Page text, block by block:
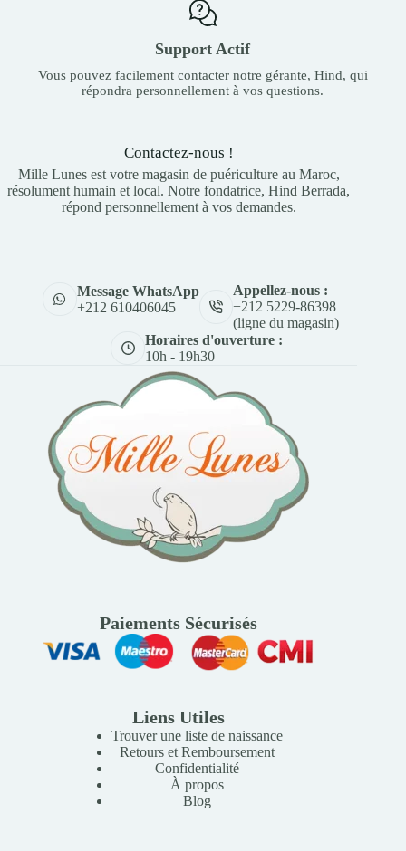
Support Actif
Vous pouvez facilement contacter notre gérante, Hind, qui
répondra personnellement à vos questions.
Contactez-nous !
Mille Lunes est votre magasin de puériculture au Maroc,
résolument humain et local. Notre fondatrice, Hind Berrada,
répond personnellement à vos demandes.
Message WhatsApp
+212 610406045
Appellez-nous :
+212 5229-86398
(ligne du magasin)
Horaires d'ouverture :
10h - 19h30
Paiements Sécurisés
Liens Utiles
Trouver une liste de naissance
Retours et Remboursement
Confidentialité
À propos
Blog